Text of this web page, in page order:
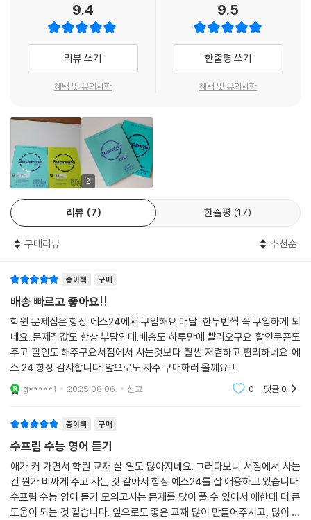
부록-정답 및 해설9.4
리뷰 쓰기
혜택 및 유의사항
9.5
한줄평 쓰기
혜택 및 유의사항
2
리뷰 7 한줄평 17
구매리뷰 추천순
종이책 구매
배송 빠르고 좋아요!!
학원 문제집은 항상 에스24에서 구입해요.매달 한두번씩 꼭 구입하게 되
네요..문제집값도 항상 부담인데.배송도 하루만에 빨리오구요 할인쿠폰도
주고 할인도 해주구요서점에서 사는것보다 훨씬 저렴하고 편리하네요 에
스 24 항상 감사합니다!앞으로도 자주 구매하러 올꼐요!!
g*****1 2025.08.06. 신고 0 댓글0
종이책 구매
수프림 수능 영어 듣기
애가 커 가면서 학원 교재 살 일도 많아지네요. 그러다보니 서점에서 사는
건 뭔가 비싸게 주고 사는 것 같아서 항상 예스24를 잘 애용하고 있습니다.
수프림 수능 영어 듣기 모의고사는 문제를 많이 풀 수 있어서 애한테 더 큰
도움이 되는 것 같습니다. 앞으로도 좋은 교재 많이 만들어주시고, 많이 파